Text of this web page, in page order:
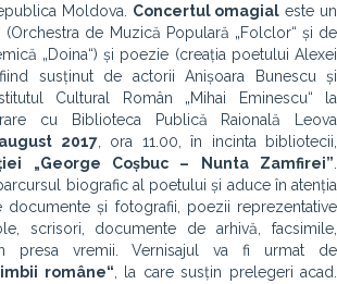
Moldova. Concertul omagial este un
de Muzică Populară „Folclor“ și de
„Doina“) și poezie (creația poetului Alexei
susținut de actorii Anișoara Bunescu și
Cultural Român „Mihai Eminescu“ la
cu Biblioteca Publică Raională Leova
2017, ora 11.00, în incinta bibliotecii,
„George Coșbuc – Nunta Zamfirei”
biografic al poetului și aduce în atenția
și fotografii, poezii reprezentative
scrisori, documente de arhivă, facsimile,
presa vremii. Vernisajul va fi urmat de
române“ , la care susțin prelegeri acad.